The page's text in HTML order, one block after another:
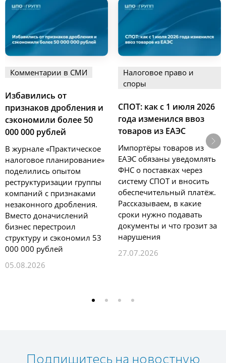
Комментарии в СМИ
Избавились от
признаков дробления и
сэкономили более 50
000 000 рублей
В журнале «Практическое
налоговое планирование»
поделились опытом
реструктуризации группы
компаний с признаками
незаконного дробления.
Вместо доначислений
бизнес перестроил
структуру и сэкономил 53
000 000 рублей
05.08.2026
Налоговое право и
споры
СПОТ: как с 1 июля 2026
года изменился ввоз
товаров из ЕАЭС
Импортёры товаров из
ЕАЭС обязаны уведомлять
ФНС о поставках через
систему СПОТ и вносить
обеспечительный платёж.
Рассказываем, в какие
сроки нужно подавать
документы и что грозит за
нарушения
27.07.2026
Подпишитесь на новостную